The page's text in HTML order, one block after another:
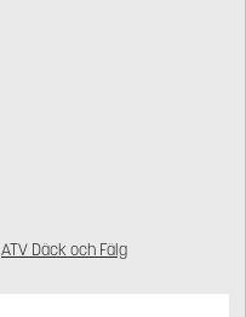
ATV Däck och Fälg